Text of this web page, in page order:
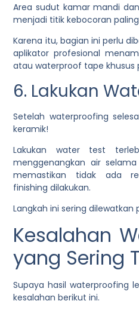
Area sudut kamar mandi
menjadi titik kebocoran
Karena itu, bagian ini perlu
aplikator profesional
atau waterproof tape khusus
6. Lakukan
Setelah waterproofing
keramik!
Lakukan water test
menggenangkan air
memastikan tidak ada
finishing dilakukan.
Langkah ini sering
Kesalahan
yang Sering
Supaya hasil waterproofing
kesalahan berikut ini.